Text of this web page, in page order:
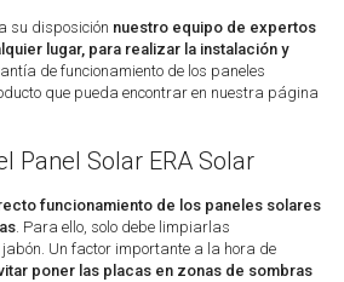
su disposición nuestro equipo de expertos
lugar, para realizar la instalación y
de funcionamiento de los paneles
que pueda encontrar en nuestra página
Panel Solar ERA Solar
funcionamiento de los paneles solares
. Para ello, solo debe limpiarlas
Un factor importante a la hora de
poner las placas en zonas de sombras